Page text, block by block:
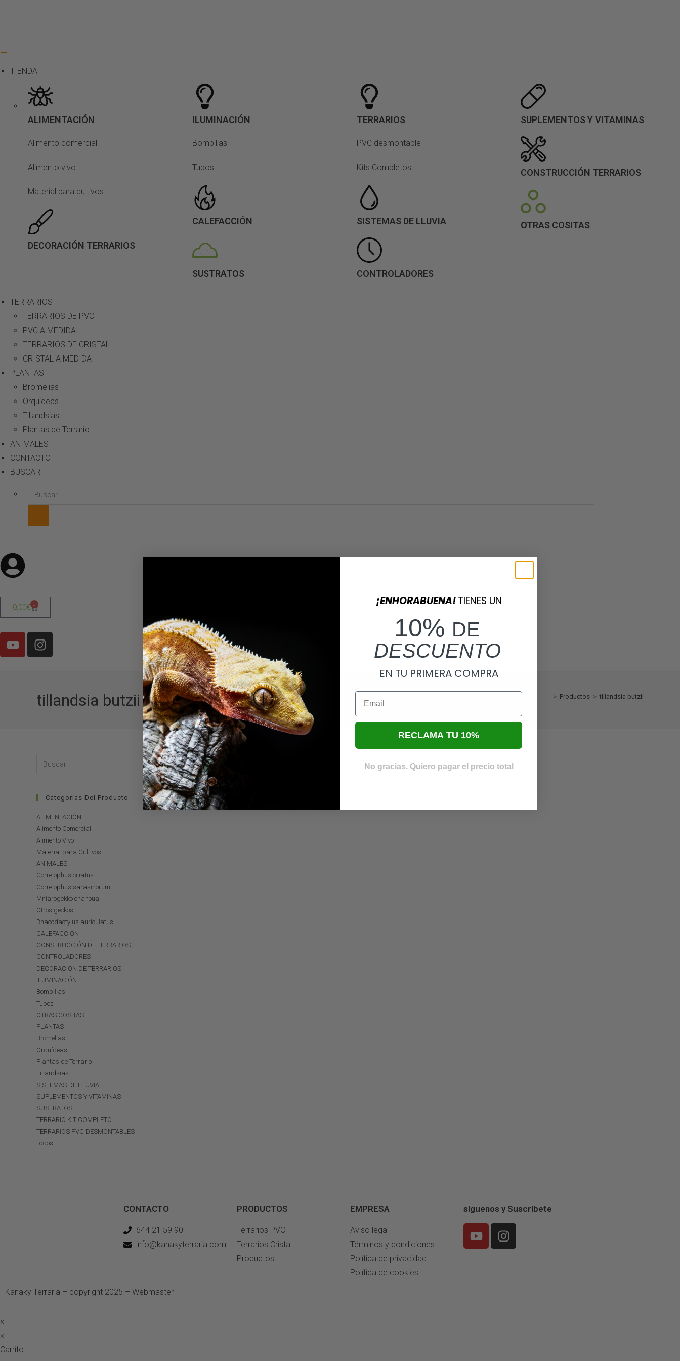
TIENDA
ALIMENTACIÓN
Alimento comercial
Alimento vivo
Material para cultivos
DECORACIÓN TERRARIOS
ILUMINACIÓN
Bombillas
Tubos
CALEFACCIÓN
SUSTRATOS
TERRARIOS
PVC desmontable
Kits Completos
SISTEMAS DE LLUVIA
CONTROLADORES
SUPLEMENTOS Y VITAMINAS
CONSTRUCCIÓN TERRARIOS
OTRAS COSITAS
TERRARIOS
TERRARIOS DE PVC
PVC A MEDIDA
TERRARIOS DE CRISTAL
CRISTAL A MEDIDA
PLANTAS
Bromelias
Orquídeas
Tillandsias
Plantas de Terrario
ANIMALES
CONTACTO
BUSCAR
0,00€ 0
tillandsia butzii > Productos > tillandsia butzii
No se han encontrado productos que coincidan con tu selección.
Categorías Del Producto
ALIMENTACIÓN
Alimento Comercial
Alimento Vivo
Material para Cultivos
ANIMALES
Correlophus ciliatus
Correlophus sarasinorum
Mniarogekko chahoua
Otros geckos
Rhacodactylus auriculatus
CALEFACCIÓN
CONSTRUCCIÓN DE TERRARIOS
CONTROLADORES
DECORACIÓN DE TERRARIOS
ILUMINACIÓN
Bombillas
Tubos
OTRAS COSITAS
PLANTAS
Bromelias
Orquídeas
Plantas de Terrario
Tillandsias
SISTEMAS DE LLUVIA
SUPLEMENTOS Y VITAMINAS
SUSTRATOS
TERRARIO KIT COMPLETO
TERRARIOS PVC DESMONTABLES
Todos
CONTACTO
644 21 59 90
info@kanakyterraria.com
PRODUCTOS
Terrarios PVC
Terrarios Cristal
Productos
EMPRESA
Aviso legal
Términos y condiciones
Política de privacidad
Política de cookies
síguenos y Suscríbete
Kanaky Terraria – copyright 2025 – Webmaster
×
×
Carrito
¡ENHORABUENA! TIENES UN
10% DE
DESCUENTO
EN TU PRIMERA COMPRA
Email
RECLAMA TU 10%
No gracias. Quiero pagar el precio total